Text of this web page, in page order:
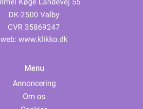
web: www.klikko.dk
Menu
Annoncering
Om os